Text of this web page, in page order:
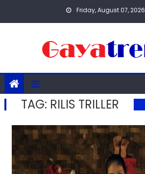
Friday, August 07, 2026
TAG: RILIS TRILLER